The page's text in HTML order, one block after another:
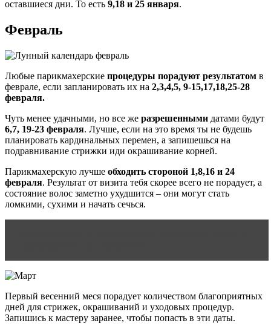
оставшиеся дни. То есть 9,18 и 25 января.
Февраль
Любые парикмахерские процедуры порадуют результатом в
феврале, если запланировать их на 2,3,4,5, 9-15,17,18,25-28
февраля.
Чуть менее удачными, но все же разрешенными датами будут
6,7, 19-23 февраля. Лучше, если на это время ты не будешь
планировать кардинальных перемен, а запишешься на
подравнивание стрижки иди окрашивание корней.
Парикмахерскую лучше обходить стороной 1,8,16 и 24
февраля. Результат от визита тебя скорее всего не порадует, а
состояние волос заметно ухудшится – они могут стать
ломкими, сухими и начать сечься.
Первый весенний меся порадует количеством благоприятных
дней для стрижек, окрашиваний и уходовых процедур.
Запишись к мастеру заранее, чтобы попасть в эти даты.